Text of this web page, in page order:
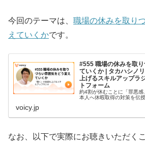
今回のテーマは、 職場の休みを取り
えていくかです。
#555 職場の休みを取
ていくか | タカハシノ
上げるスキルアップラ
トフォーム
約4割が休むことに「罪悪
本人へ休暇取得の対策を伝
voicy.jp
なお、以下で実際にお聴きいただく